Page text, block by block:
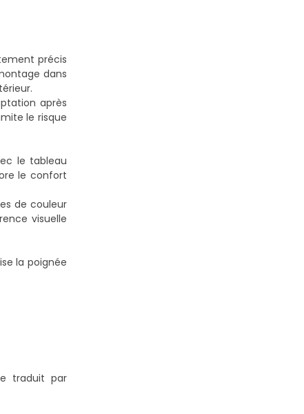
précis
dans
après
le risque
le tableau
le confort
de couleur
visuelle
la poignée
traduit par